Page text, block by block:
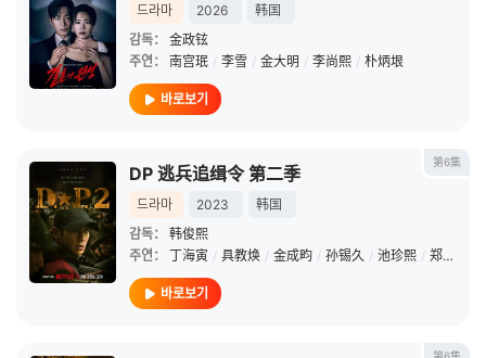
드라마 2026
韩国
감독：
金政铉
주연：
南宫珉 / 李雪 / 金大明 / 李尚熙 / 朴炳垠
바로보기
第6集
DP 逃兵追缉令 第二季
드라마 2023
韩国
감독：
韩俊熙
주연：
丁海寅 / 具教焕 / 金成畇 / 孙锡久 / 池珍熙 / 郑锡勇
바로보기
第6集